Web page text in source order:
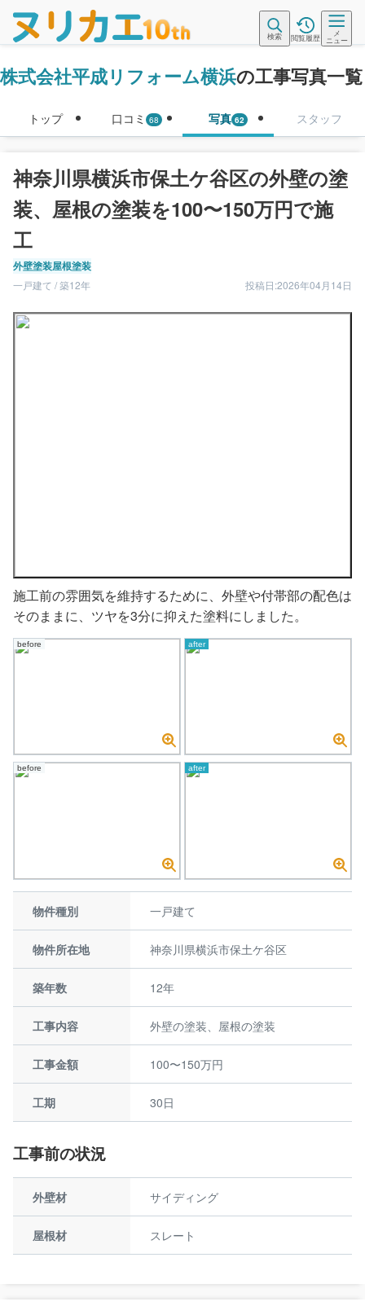
検索 閲覧履歴
メ
ニュー
株式会社平成リフォーム横浜の工事写真一覧
トップ 口コミ 68 写真 62 スタッフ
神奈川県横浜市保土ケ谷区の外壁の塗
装、屋根の塗装を100〜150万円で施
工
外壁塗装屋根塗装
一戸建て / 築12年 投稿日:2026年04月14日
施工前の雰囲気を維持するために、外壁や付帯部の配色は
そのままに、ツヤを3分に抑えた塗料にしました。
before after
before after
物件種別 一戸建て
物件所在地 神奈川県横浜市保土ケ谷区
築年数 12年
工事内容 外壁の塗装、屋根の塗装
工事金額 100〜150万円
工期 30日
工事前の状況
外壁材 サイディング
屋根材 スレート